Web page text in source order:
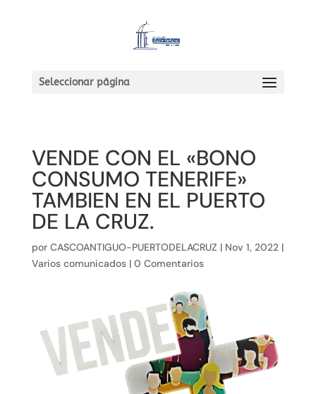
Seleccionar página
VENDE CON EL «BONO
CONSUMO TENERIFE»
TAMBIEN EN EL PUERTO
DE LA CRUZ.
por CASCOANTIGUO-PUERTODELACRUZ | Nov 1, 2022|
Varios comunicados| 0 Comentarios